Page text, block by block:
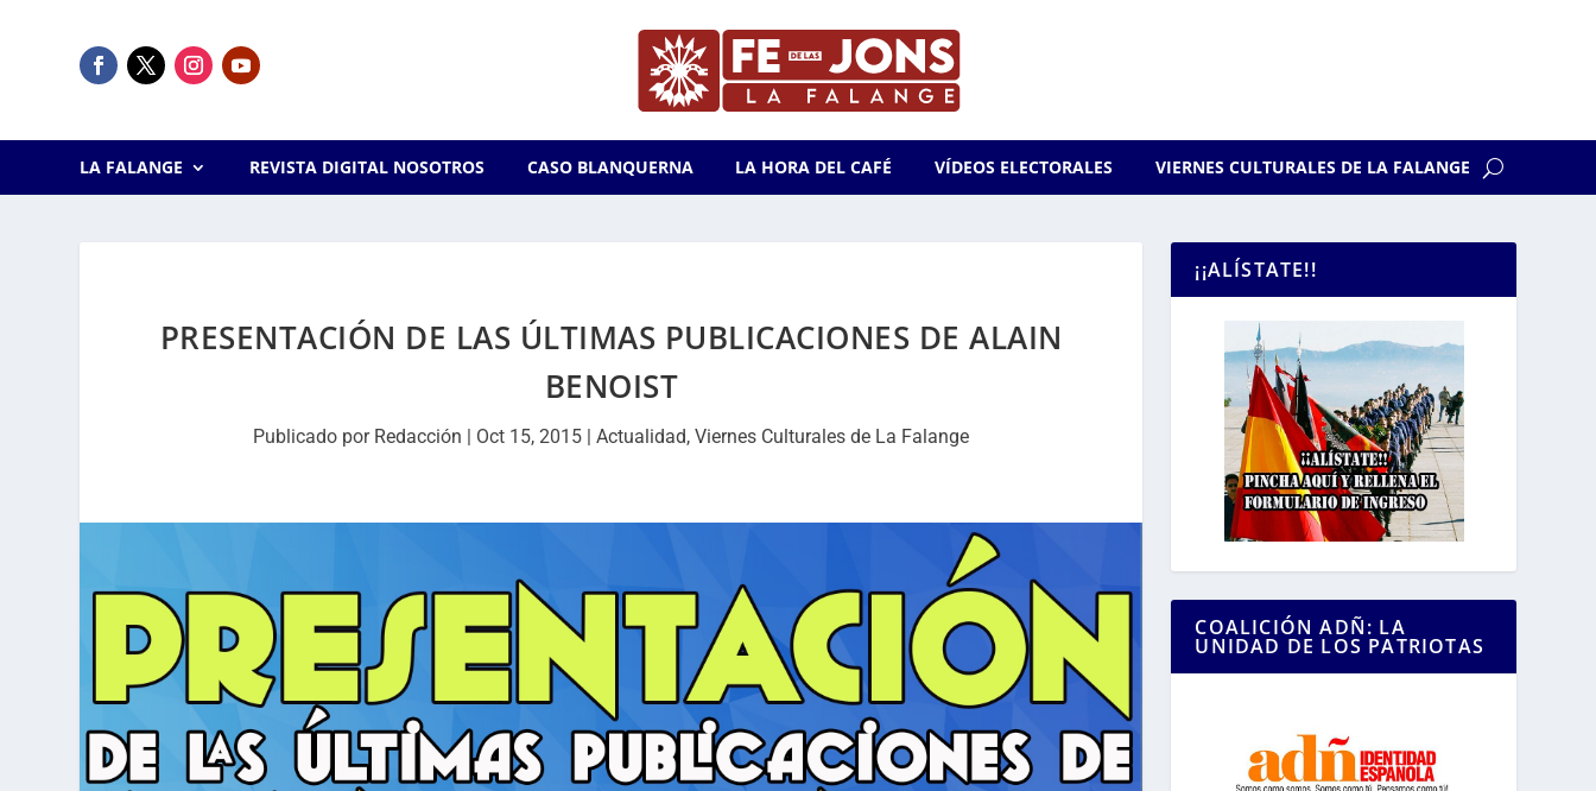
LA FALANGE REVISTA DIGITAL NOSOTROS CASO BLANQUERNA LA HORA DEL CAFÉ VÍDEOS ELECTORALES VIERNES CULTURALES DE LA FALANGE
PRESENTACIÓN DE LAS ÚLTIMAS PUBLICACIONES DE ALAIN
BENOIST
Publicado por Redacción | Oct 15, 2015 |Actualidad,Viernes Culturales de La Falange
¡¡ALÍSTATE!!
COALICIÓN ADÑ: LA
UNIDAD DE LOS PATRIOTAS